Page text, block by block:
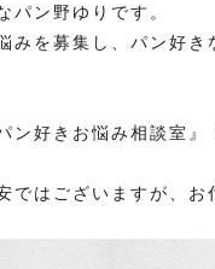
パン野ゆりです。
みを募集し、パン好
好きお悩み相談室』
ではございますが、お